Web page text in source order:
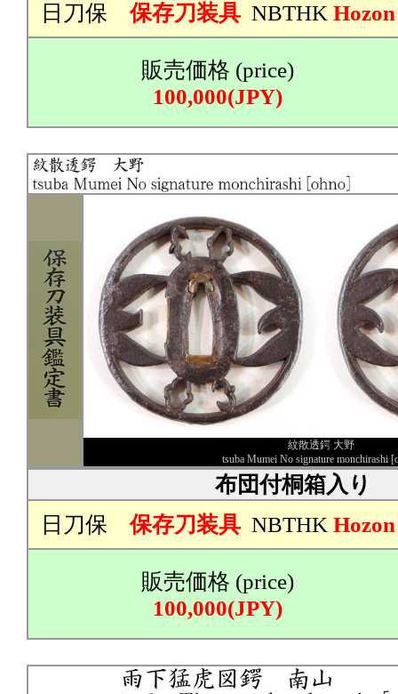
日刀保 保存刀装具 NBTHK Hozon
販売価格 (price)
100,000(JPY)
紋散透鍔 大野
tsuba Mumei No signature monchirashi
布団付桐箱入り
日刀保 保存刀装具 NBTHK Hozon
販売価格 (price)
100,000(JPY)